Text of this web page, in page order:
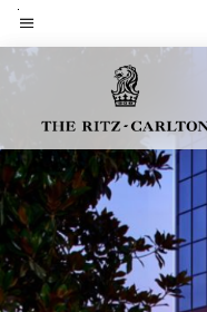
Skip
toТекст меню